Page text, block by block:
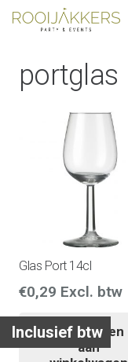
Inclusief btw
portglas
Glas Port 14cl
€0,29 Excl. btw
Toevoegen
aan